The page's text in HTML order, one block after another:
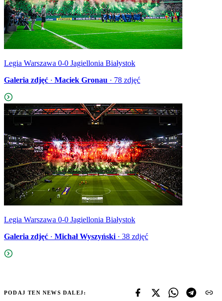
Legia Warszawa 0-0 Jagiellonia Białystok
Galeria zdjęć · Maciek Gronau · 78 zdjęć
Legia Warszawa 0-0 Jagiellonia Białystok
Galeria zdjęć · Michał Wyszyński · 38 zdjęć
PODAJ TEN NEWS DALEJ: